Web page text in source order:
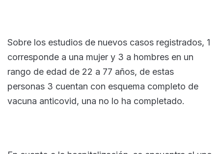
Sobre los estudios de nuevos casos registrados, 1
corresponde a una mujer y 3 a hombres en un
rango de edad de 22 a 77 años, de estas
personas 3 cuentan con esquema completo de
vacuna anticovid, una no lo ha completado.